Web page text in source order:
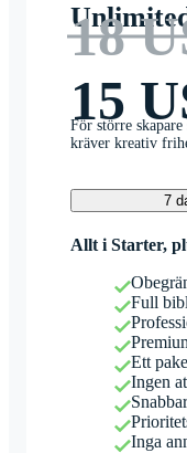
18
15
För större
kräver kreativ
7
Allt i Starter,
Full
Ett
Ingen
Inga